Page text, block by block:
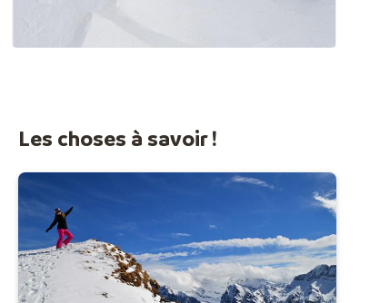
Les choses à savoir !